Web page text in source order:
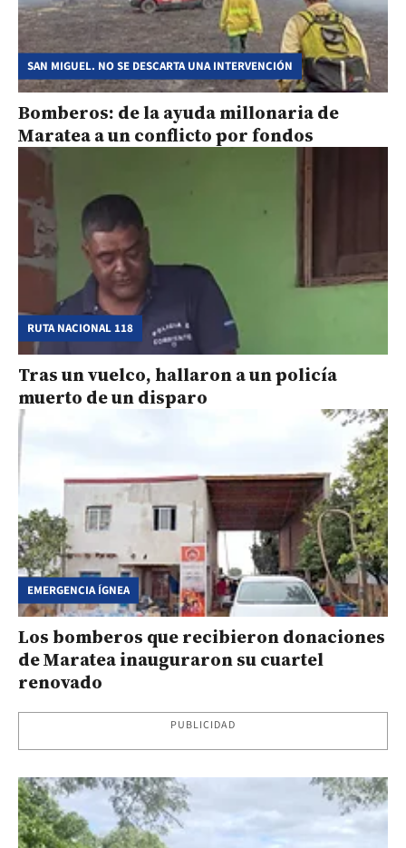
SAN MIGUEL. NO SE DESCARTA UNA INTERVENCIÓN
Bomberos: de la ayuda millonaria de
Maratea a un conflicto por fondos
RUTA NACIONAL 118
Tras un vuelco, hallaron a un policía
muerto de un disparo
EMERGENCIA ÍGNEA
Los bomberos que recibieron donaciones
de Maratea inauguraron su cuartel
renovado
PUBLICIDAD